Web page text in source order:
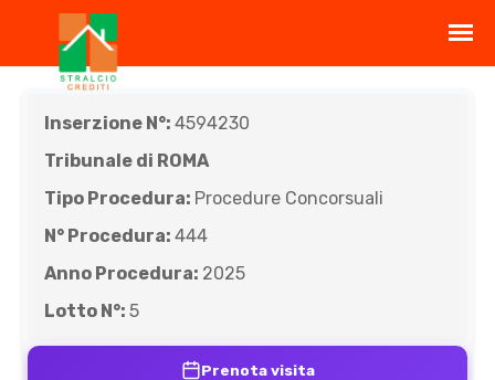
Inserzione N°: 4594230
Tribunale di ROMA
Tipo Procedura: Procedure Concorsuali
N° Procedura: 444
Anno Procedura: 2025
Lotto N°: 5
Prenota visita